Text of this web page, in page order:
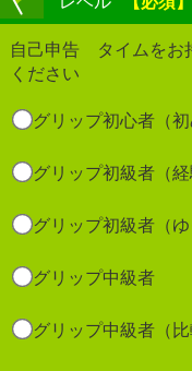
自己申告 タイムをお
ください
グリップ初心者（初
グリップ初級者（経
グリップ初級者（
グリップ中級者
グリップ中級者（